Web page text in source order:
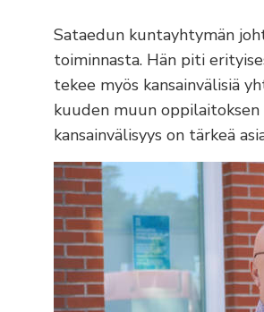
Sataedun kuntayhtymän
toiminnasta. Hän piti
tekee myös kansainvälisiä
kuuden muun
kansainvälisyys on tärkeä